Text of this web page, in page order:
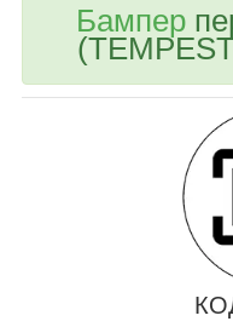
Бампер